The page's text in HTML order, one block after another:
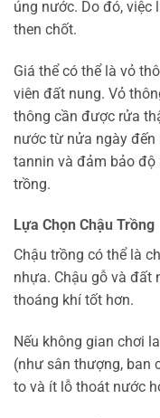
úng nước. Do đó, việc
then chốt.
Giá thể có thể là vỏ
viên đất nung. Vỏ
thông cần được rửa
nước từ nửa ngày
tannin và đảm bảo
trồng.
Lựa Chọn Chậu Trồng
Chậu trồng có thể là
nhựa. Chậu gỗ và đất
thoáng khí tốt hơn.
Nếu không gian chơi
(như sân thượng, ban
to và ít lỗ thoát nước